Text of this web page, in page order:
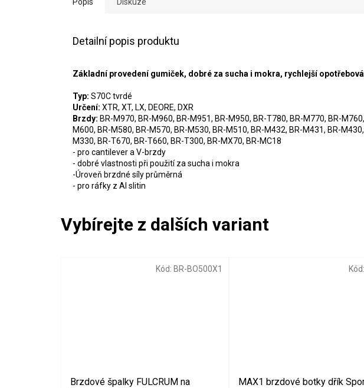
Detailní popis produktu
Základní provedení gumiček, dobré za sucha i mokra, rychlejší
Typ: S70C tvrdé
Určení: XTR, XT, LX, DEORE, DXR
Brzdy: BR-M970, BR-M960, BR-M951, BR-M950, BR-T780, BR-M770, BR-
M600, BR-M580, BR-M570, BR-M530, BR-M510, BR-M432, BR-M431, BR-
M330, BR-T670, BR-T660, BR-T300, BR-MX70, BR-MC18
- pro cantilever a V-brzdy
- dobré vlastnosti při použití za sucha i mokra
-Úroveň brzdné síly průměrná
- pro ráfky z Al slitin
Brzdové špalky FULCRUM na
Kód: BR-BO500X1
MAX1 brzdové botky dřík
Kód: